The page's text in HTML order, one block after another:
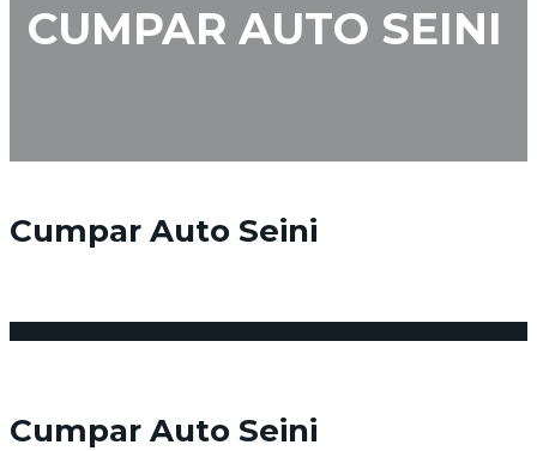
CUMPAR AUTO SEINI
Cumpar Auto Seini
Cumpar Auto Seini